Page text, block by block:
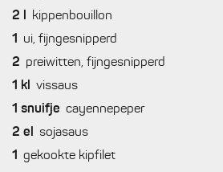
2
kippenbouillon
1
ui, fijngesnipperd
2 preiwitten, fijngesnipperd
1 kl
vissaus
1 snuifje cayennepeper
2 el
sojasaus
1
gekookte kipfilet